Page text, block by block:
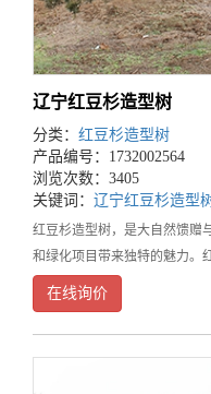
辽宁红豆杉造型树
分类： 红豆杉造型树
产品编号：1732002564
浏览次数：3405
关键词： 辽宁红豆杉造型
红豆杉造型树，是大自然馈赠
和绿化项目带来独特的魅力。
经过了第四纪冰川遗留下来的
强地生存下来，承载着地球历
在线询价